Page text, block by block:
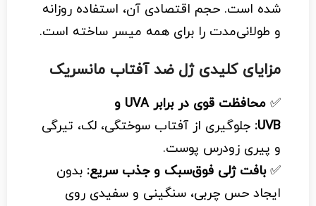
شده است. حجم اقتصادی آن، استفاده روزانه
و طولانی‌مدت را برای همه میسر ساخته است.
مزایای کلیدی ژل ضد آفتاب مانسریک
✅
محافظت قوی در برابر UVA و
UVB: جلوگیری از آفتاب سوختگی، لک، تیرگی
و پیری زودرس پوست.
✅بافت ژلی فوق‌سبک و جذب سریع: بدون
ایجاد حس چربی، سنگینی و سفیدی روی